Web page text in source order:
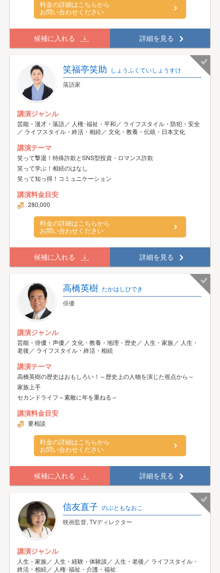
料金の詳細はこちらから
お問い合わせください
候補に入れる 詳細を見る
笑福亭笑助 しょうふくていしょうすけ
落語家
講演ジャンル
芸能・漫才・落語／ 人権･福祉・平和／ ライフスタイル・防犯・安全
／ ライフスタイル・終活・相続／ 文化・教養・伝統・日本文化
講演テーマ
笑って撃退！特殊詐欺とSNS型投資・ロマンス詐欺
笑って学ぶ！相続のはなし
笑って知っ得！コミュニケーション
講演料金目安
280,000
料金の詳細はこちらから
お問い合わせください
候補に入れる 詳細を見る
高橋英樹 たかはしひでき
俳優
講演ジャンル
芸能・俳優・声優／ 文化・教養・地理・歴史／ 人生・家族／ 人生・
老後／ ライフスタイル・終活・相続
講演テーマ
高橋英樹の歴史はおもしろい！～歴史上の人物を演じた視点から～
家族上手
セカンドライフ～素敵に年を重ねる～
講演料金目安
要相談
料金の詳細はこちらから
お問い合わせください
候補に入れる 詳細を見る
信友直子 のぶともなおこ
映画監督, TVディレクター
講演ジャンル
人生・家族／ 人生・経験・体験談／ 人生・老後／ ライフスタイル・
終活・相続／ 人権･福祉・介護・福祉